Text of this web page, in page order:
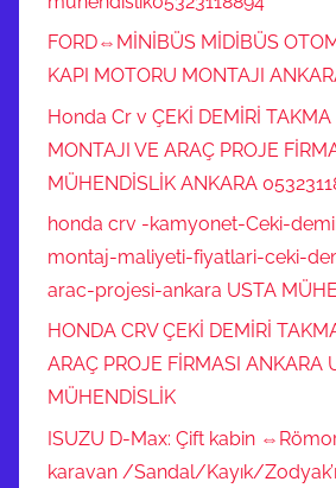
FORD⇔MİNİBÜS MİDİBÜS
KAPI MOTORU MONTAJI
Honda Cr v ÇEKİ DEMİRİ
MONTAJI VE ARAÇ PROJE
MÜHENDİSLİK ANKARA
honda crv -kamyonet-Ceki-
montaj-maliyeti-fiyatlari-ceki-
arac-projesi-ankara USTA
HONDA CRV ÇEKİ DEMİRİ
ARAÇ PROJE FİRMASI ANKARA
MÜHENDİSLİK
ISUZU D-Max: Çift kabin
karavan /Sandal/Kayık/